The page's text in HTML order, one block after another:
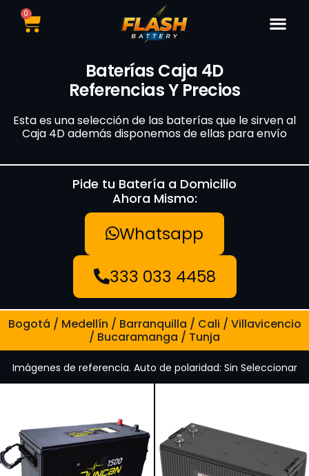
0
Baterías Caja 4D
Referencias Y Precios
Esta es una selección de las baterías que le sirven al
Caja 4D además disponemos de ellas para envío
Pide tu Batería a Domicilio
Ahora Mismo:
Whatsapp
333 033 4458
Bogotá / Medellín / Barranquilla / Cali / Villavicencio
/ Bucaramanga / Tunja
Imágenes de referencia. Auto de polaridad: Sin Seleccionar